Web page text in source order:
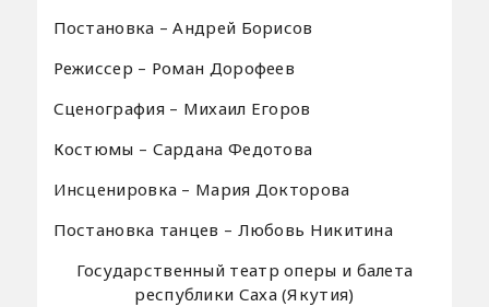
Постановка – Андрей Борисов
Режиссер – Роман Дорофеев
Сценография – Михаил Егоров
Костюмы – Сардана Федотова
Инсценировка – Мария Докторова
Постановка танцев – Любовь Никитина
Государственный театр оперы и балета
республики Саха (Якутия)